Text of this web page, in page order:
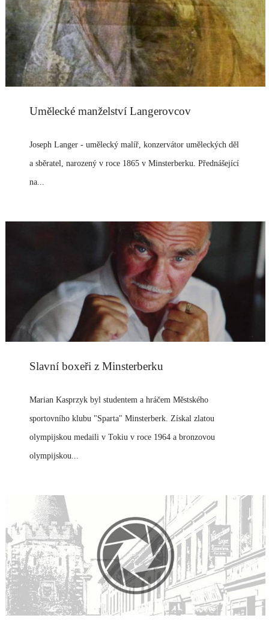
Umělecké manželství Langerovcov
Joseph Langer - umělecký malíř, konzervátor uměleckých děl
a sběratel, narozený v roce 1865 v Minsterberku. Přednášející
na...
Slavní boxeři z Minsterberku
Marian Kasprzyk byl studentem a hráčem Městského
sportovního klubu "Sparta" Minsterberk. Získal zlatou
olympijskou medaili v Tokiu v roce 1964 a bronzovou
olympijskou...